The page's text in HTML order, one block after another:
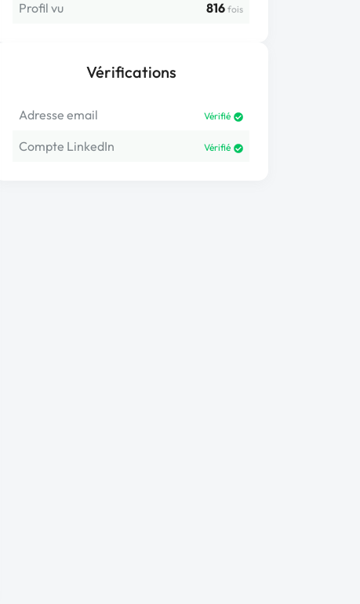
Profil vu
816 fois
Vérifications
Adresse email Vérifié
Compte LinkedIn Vérifié